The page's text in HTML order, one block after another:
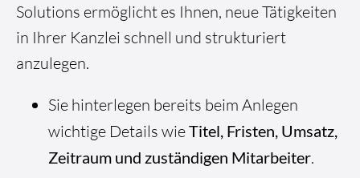
Solutions ermöglicht es Ihnen, neue Tätigkeiten
in Ihrer Kanzlei schnell und strukturiert
anzulegen.
Sie hinterlegen bereits beim Anlegen
wichtige Details wieTitel, Fristen, Umsatz,
Zeitraum und zuständigen Mitarbeiter.